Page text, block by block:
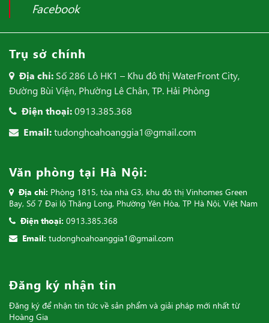
Facebook
Trụ sở chính
Địa chỉ: Số 286 Lô HK1 – Khu đô thị WaterFront City,
Đường Bùi Viện, Phường Lê Chân, TP. Hải Phòng
Điện thoại:0913.385.368
Email:tudonghoahoanggia1@gmail.com
Văn phòng tại Hà Nội:
Địa chỉ: Phòng 1815, tòa nhà G3, khu đô thị Vinhomes Green
Bay, Số 7 Đại lộ Thăng Long, Phường Yên Hòa, TP Hà Nội, Việt Nam
Điện thoại: 0913.385.368
Email: tudonghoahoanggia1@gmail.com
Đăng ký nhận tin
Đăng ký để nhận tin tức về sản phẩm và giải pháp mới nhất từ
Hoàng Gia